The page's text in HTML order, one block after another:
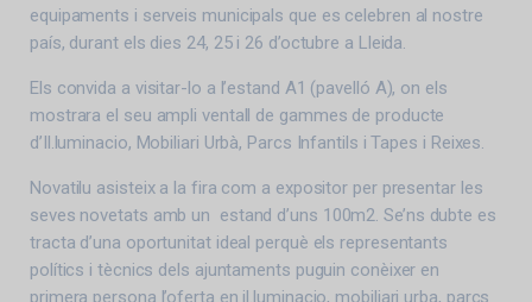
equipaments i serveis municipals que es celebren al nostre
país, durant els dies 24, 25 i 26 d’octubre a Lleida.
Els convida a visitar-lo a l’estand A1 (pavelló A), on els
mostrara el seu ampli ventall de gammes de producte
d’Il.luminacio, Mobiliari Urbà, Parcs Infantils i Tapes i Reixes.
Novatilu asisteix a la fira com a expositor per presentar les
seves novetats amb un estand d’uns 100m2. Se’ns dubte es
tracta d’una oportunitat ideal perquè els representants
polítics i tècnics dels ajuntaments puguin conèixer en
primera persona l’oferta en il.luminacio, mobiliari urba, parcs